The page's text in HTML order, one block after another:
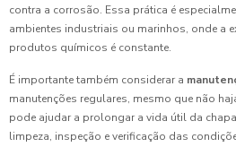
contra a corrosão. Essa prática é
ambientes industriais ou marinhos, onde a
produtos químicos é constante.
É importante também considerar a
manutenções regulares, mesmo que não
pode ajudar a prolongar a vida útil da
limpeza, inspeção e verificação das